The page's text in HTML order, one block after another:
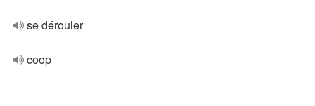
se dérouler
coop